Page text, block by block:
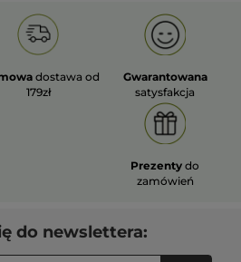
dostawa od
179zł
Gwarantowana
satysfakcja
Prezenty do
zamówień
do newslettera: